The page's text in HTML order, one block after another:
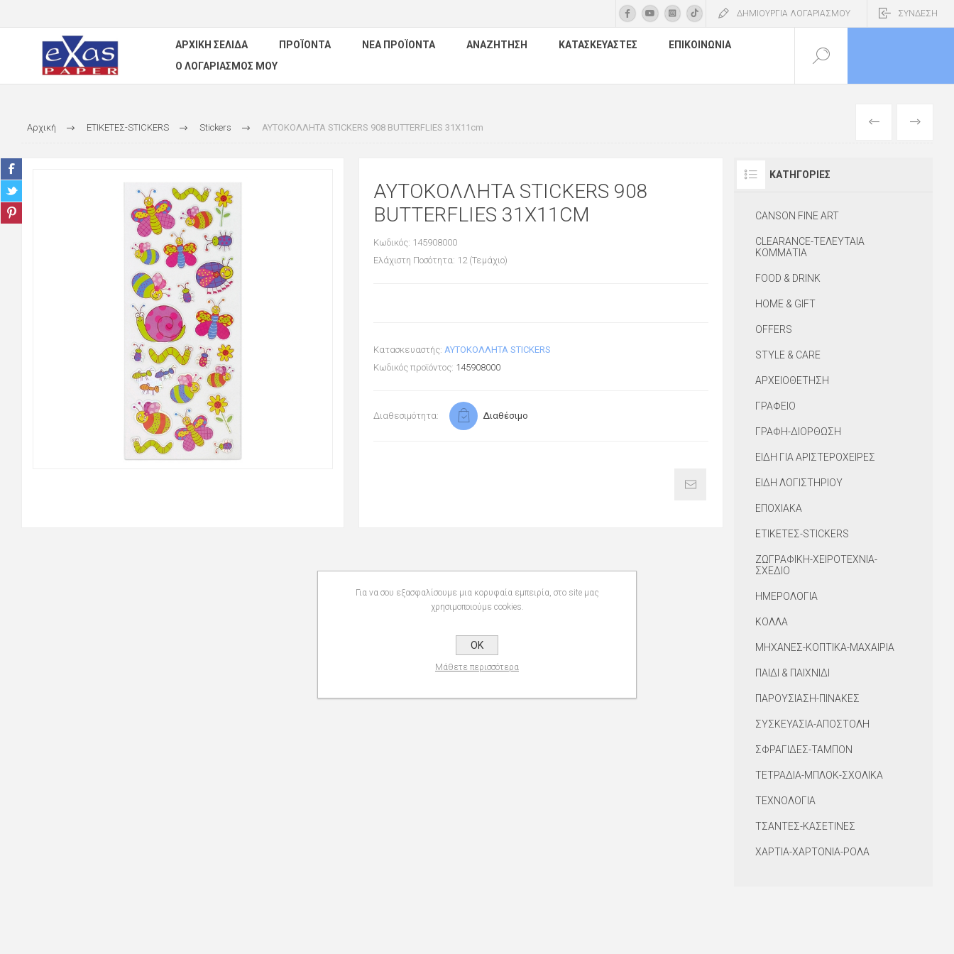
ΔΗΜΙΟΥΡΓΙΑ ΛΟΓΑΡΙΑΣΜΟΥ ΣΥΝΔΕΣΗ
ΑΡΧΙΚΉ ΣΕΛΊΔΑ ΠΡΟΪΌΝΤΑ ΝΈΑ ΠΡΟΪΌΝΤΑ ΑΝΑΖΉΤΗΣΗ ΚΑΤΑΣΚΕΥΑΣΤΈΣ
ΕΠΙΚΟΙΝΩΝΊΑ
Ο ΛΟΓΑΡΙΑΣΜΌΣ ΜΟΥ
Αρχική ΕΤΙΚΕΤΕΣ-STICKERS Stickers ΑΥΤΟΚΟΛΛΗΤΑ STICKERS 908 BUTTERFLIES 31X11cm ΕΠΌΜΕΝΟ
ΑΥΤΟΚΟΛΛΗΤΑ STICKERS 908
BUTTERFLIES 31X11CM
Κωδικός: 145908000
Ελάχιστη Ποσότητα: 12 (Τεμάχιο)
Κατασκευαστής: ΑΥΤΟΚΟΛΛΗΤΑ STICKERS
Κωδικός προϊόντος: 145908000
Διαθεσιμότητα: Διαθέσιμο
ΚΑΤΗΓΟΡΊΕΣ
CANSON FINE ART
CLEARANCE-ΤΕΛΕΥΤΑΙΑ
ΚΟΜΜΑΤΙΑ
FOOD & DRINK
HOME & GIFT
OFFERS
STYLE & CARE
ΑΡΧΕΙΟΘΕΤΗΣΗ
ΓΡΑΦΕΙΟ
ΓΡΑΦΗ-ΔΙΟΡΘΩΣΗ
ΕΙΔΗ ΓΙΑ ΑΡΙΣΤΕΡΟΧΕΙΡΕΣ
ΕΙΔΗ ΛΟΓΙΣΤΗΡΙΟΥ
ΕΠΟΧΙΑΚΑ
ΕΤΙΚΕΤΕΣ-STICKERS
ΖΩΓΡΑΦΙΚΗ-ΧΕΙΡΟΤΕΧΝΙΑ-
ΣΧΕΔΙΟ
ΗΜΕΡΟΛΟΓΙΑ
ΚΟΛΛΑ
ΜΗΧΑΝΕΣ-ΚΟΠΤΙΚΑ-ΜΑΧΑΙΡΙΑ
ΠΑΙΔΙ & ΠΑΙΧΝΙΔΙ
ΠΑΡΟΥΣΙΑΣΗ-ΠΙΝΑΚΕΣ
ΣΥΣΚΕΥΑΣΙΑ-ΑΠΟΣΤΟΛΗ
ΣΦΡΑΓΙΔΕΣ-ΤΑΜΠΟΝ
ΤΕΤΡΑΔΙΑ-ΜΠΛΟΚ-ΣΧΟΛΙΚΑ
ΤΕΧΝΟΛΟΓΙΑ
ΤΣΑΝΤΕΣ-ΚΑΣΕΤΙΝΕΣ
ΧΑΡΤΙΑ-ΧΑΡΤΟΝΙΑ-ΡΟΛΑ
Για να σου εξασφαλίσουμε μια κορυφαία εμπειρία, στο site μας
χρησιμοποιούμε cookies.
OK
Μάθετε περισσότερα